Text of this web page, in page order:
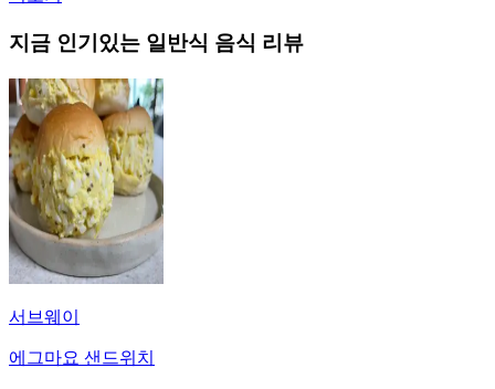
지금 인기있는 일반식 음식 리뷰
서브웨이
에그마요 샌드위치